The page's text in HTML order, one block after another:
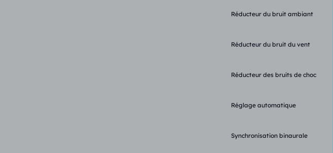
Réducteur du bruit ambiant
Réducteur du bruit du vent
Réducteur des bruits de choc
Réglage automatique
Synchronisation binaurale